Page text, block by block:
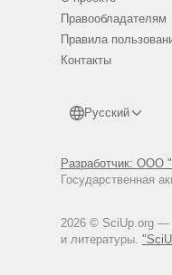
Правообладателям
Правила
Контакты
Русский
Разработчик: ООО
Государственная
2026 © SciUp.org —
и литературы.